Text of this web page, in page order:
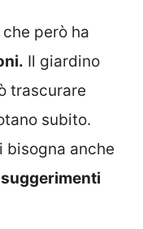
però ha
Il giardino
trascurare
subito.
bisogna anche
suggerimenti